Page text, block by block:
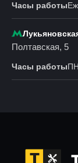
Часы работы
Полтавская, 5
Часы работы